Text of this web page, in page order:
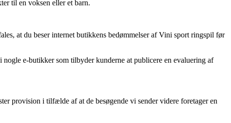
til en voksen eller et barn.
at du beser internet butikkens bedømmelser af Vini sport ringspil før
e-butikker som tilbyder kunderne at publicere en evaluering af
provision i tilfælde af at de besøgende vi sender videre foretager en